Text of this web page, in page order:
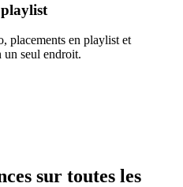
placements en playlist et
un seul endroit.
sur toutes les